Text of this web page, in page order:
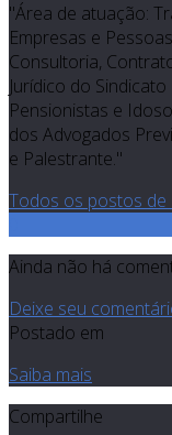
"Área de atuação:
Empresas e
Consultoria,
Jurídico do
Pensionistas e
dos Advogados
e Palestrante."
Todos os postos de
Ainda não há
Deixe seu
Postado em
Saiba mais
Compartilhe